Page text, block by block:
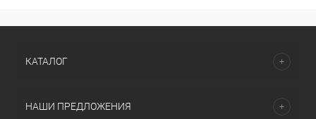
КАТАЛОГ
НАШИ ПРЕДЛОЖЕНИЯ